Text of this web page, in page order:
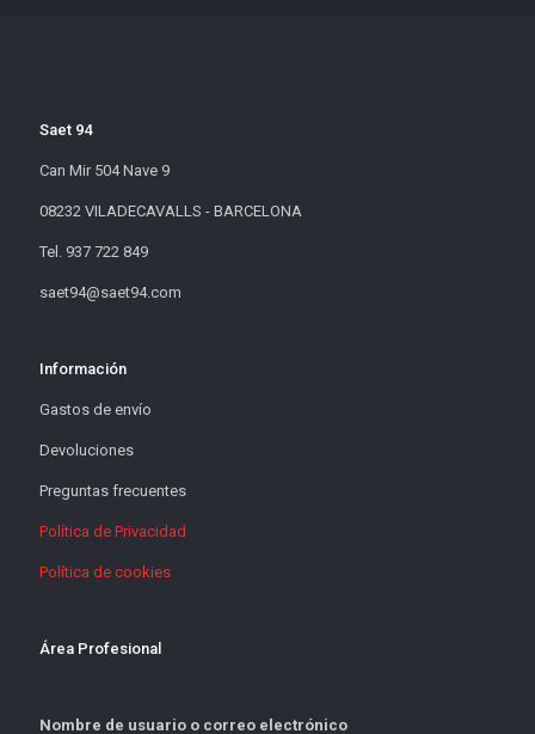
Saet 94
Can Mir 504 Nave 9
08232 VILADECAVALLS - BARCELONA
Tel. 937 722 849
saet94@saet94.com
Información
Gastos de envío
Devoluciones
Preguntas frecuentes
Política de Privacidad
Política de cookies
Área Profesional
Nombre de usuario o correo electrónico